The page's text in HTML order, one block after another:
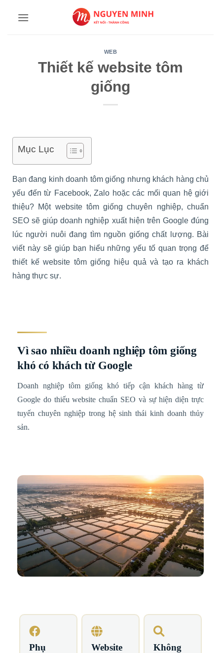
WEB
Thiết kế website tôm
giống
Mục Lục
Bạn đang kinh doanh tôm giống nhưng khách hàng chủ
yếu đến từ Facebook, Zalo hoặc các mối quan hệ giới
thiệu? Một website tôm giống chuyên nghiệp, chuẩn
SEO sẽ giúp doanh nghiệp xuất hiện trên Google đúng
lúc người nuôi đang tìm nguồn giống chất lượng. Bài
viết này sẽ giúp bạn hiểu những yếu tố quan trọng để
thiết kế website tôm giống hiệu quả và tạo ra khách
hàng thực sự.
Vì sao nhiều doanh nghiệp tôm giống
khó có khách từ Google
Doanh nghiệp tôm giống khó tiếp cận khách hàng từ
Google do thiếu website chuẩn SEO và sự hiện diện trực
tuyến chuyên nghiệp trong hệ sinh thái kinh doanh thủy
sản.
Phụ
Website
Không